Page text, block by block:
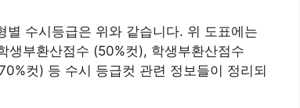
수시등급은 위와 같습니다. 위 도표에는
생부환산점수 (50%컷), 학생부환산점수
컷) 등 수시 등급컷 관련 정보들이 정리되